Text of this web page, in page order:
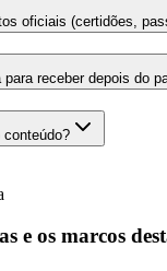
oficiais (certidões,
receber depois do
conteúdo?
e os marcos